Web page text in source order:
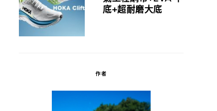
底+超耐磨大底
作者